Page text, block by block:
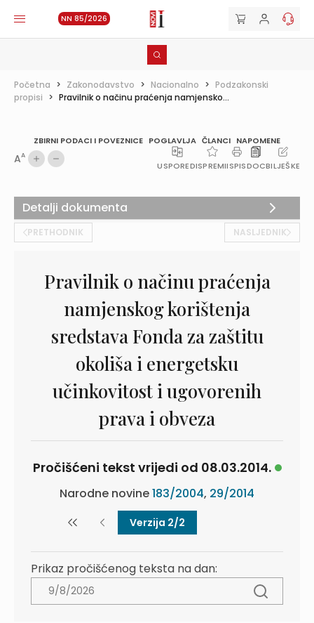
NN 85/2026
Početna > Zakonodavstvo > Nacionalno > Podzakonski
propisi > Pravilnik o načinu praćenja namjensko...
ZBIRNI PODACI I POVEZNICE POGLAVLJA ČLANCI NAPOMENE
AA
USPOREDISPREMIISPISDOCBILJEŠKE
PRETHODNIK NASLJEDNIK
Pravilnik o načinu praćenja
namjenskog korištenja
sredstava Fonda za zaštitu
okoliša i energetsku
učinkovitost i ugovorenih
prava i obveza
Pročišćeni tekst vrijedi od 08.03.2014.
Narodne novine183/2004, 29/2014
Verzija 2/2
Prikaz pročišćenog teksta na dan:
Detalji dokumenta